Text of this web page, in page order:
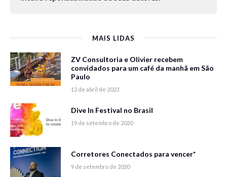
MAIS LIDAS
ZV Consultoria e Olivier recebem
convidados para um café da manhã em São
Paulo
12 de abril de 2023
Dive In Festival no Brasil
19 de setembro de 2020
Corretores Conectados para vencer*
9 de setembro de 2020